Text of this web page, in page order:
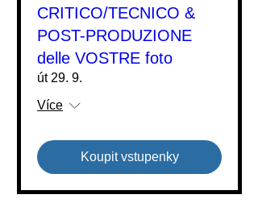
CRITICO/TECNICO &
POST-PRODUZIONE
delle VOSTRE foto
út 29. 9.
Více
Koupit vstupenky